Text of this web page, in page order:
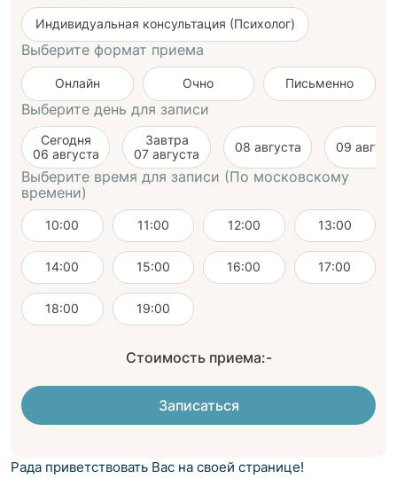
Индивидуальная консультация (Психолог)
Выберите формат приема
Онлайн Очно Письменно
Выберите день для записи
Сегодня
06 августа
Завтра
07 августа
08 августа 09
Выберите время для записи (По московскому
времени)
10:00 11:00 12:00 13:00
14:00 15:00 16:00 17:00
18:00 19:00
Стоимость приема:-
Записаться
Рада приветствовать Вас на своей странице!